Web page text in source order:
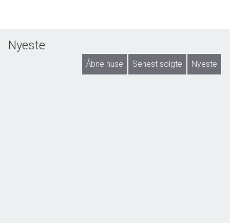
Nyeste
Åbne huse Senest solgte Nyeste